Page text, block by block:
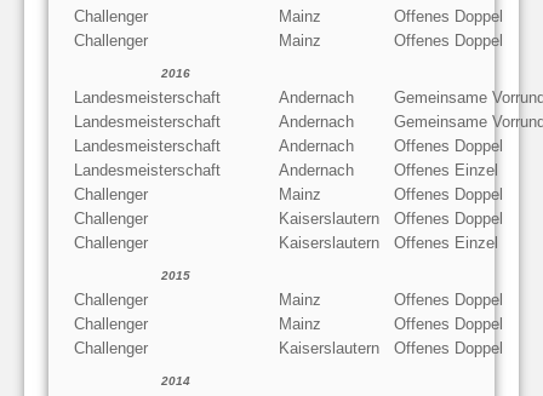
Challenger Mainz
Offenes Doppel
Challenger
Mainz Offenes Doppel
2016
Landesmeisterschaft Andernach
Gemeinsame
Landesmeisterschaft
Andernach
Gemeinsame
Landesmeisterschaft
Andernach
Offenes Doppel
Landesmeisterschaft
Andernach
Offenes Einzel
Challenger
Mainz
Offenes Doppel
Challenger
Kaiserslautern
Offenes Doppel
Challenger
Kaiserslautern Offenes Einzel
2015
Challenger Mainz
Offenes Doppel
Challenger
Mainz
Offenes Doppel
Challenger
Kaiserslautern Offenes Doppel
2014